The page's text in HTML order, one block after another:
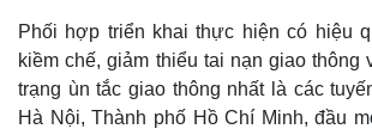
Phối hợp triển khai thực hiện có hiệu
kiềm chế, giảm thiểu tai nạn giao thông
trạng ùn tắc giao thông nhất là các
Hà Nội, Thành phố Hồ Chí Minh, đầu